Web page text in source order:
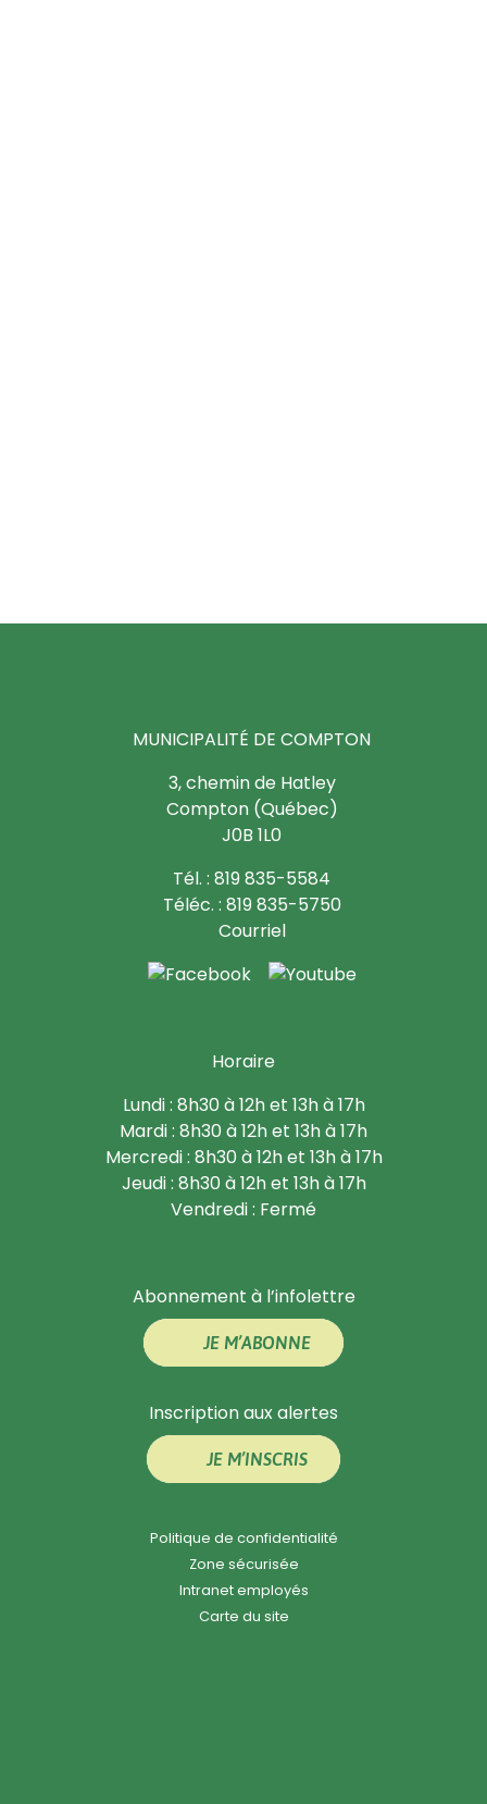
MUNICIPALITÉ DE COMPTON
3, chemin de Hatley
Compton (Québec)
J0B 1L0
Tél. : 819 835-5584
Téléc. : 819 835-5750
Courriel
Horaire
Lundi : 8h30 à 12h et 13h à 17h
Mardi : 8h30 à 12h et 13h à 17h
Mercredi : 8h30 à 12h et 13h à 17h
Jeudi : 8h30 à 12h et 13h à 17h
Vendredi : Fermé
Abonnement à l’infolettre
JE M’ABONNE
Inscription aux alertes
JE M’INSCRIS
Politique de confidentialité
Zone sécurisée
Intranet employés
Carte du site